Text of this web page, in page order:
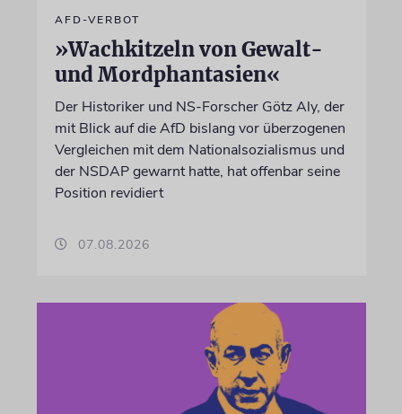
AFD-VERBOT
»Wachkitzeln von Gewalt-
und Mordphantasien«
Der Historiker und NS-Forscher Götz Aly, der
mit Blick auf die AfD bislang vor überzogenen
Vergleichen mit dem Nationalsozialismus und
der NSDAP gewarnt hatte, hat offenbar seine
Position revidiert
07.08.2026